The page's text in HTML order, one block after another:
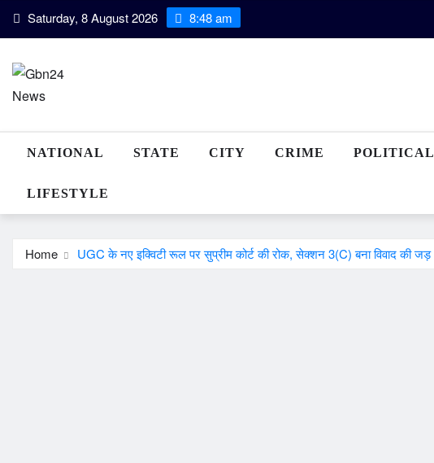
Skip Saturday, 8 August 2026 8:48 am
NATIONAL STATE CITY CRIME POLITICAL
LIFESTYLE
Home UGC के नए इक्विटी रूल पर सुप्रीम कोर्ट की रोक, सेक्शन 3(C) बना विवाद की जड़